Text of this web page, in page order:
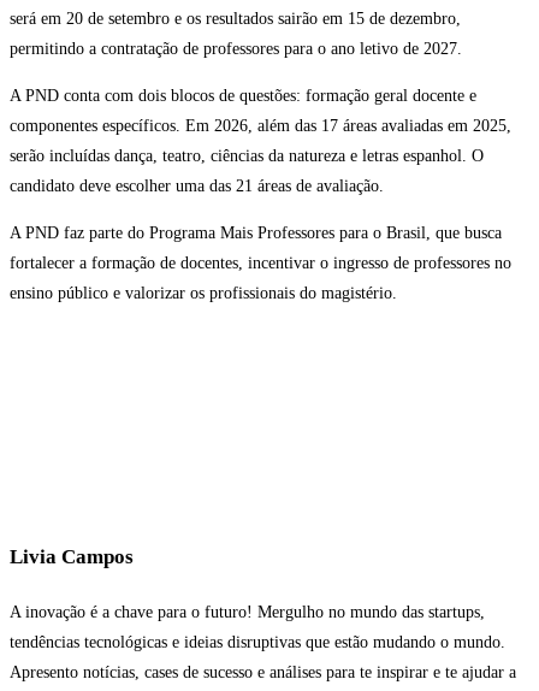
será em 20 de setembro e os resultados sairão em 15 de dezembro,
permitindo a contratação de professores para o ano letivo de 2027.
A PND conta com dois blocos de questões: formação geral docente e
componentes específicos. Em 2026, além das 17 áreas avaliadas em 2025,
serão incluídas dança, teatro, ciências da natureza e letras espanhol. O
candidato deve escolher uma das 21 áreas de avaliação.
A PND faz parte do Programa Mais Professores para o Brasil, que busca
fortalecer a formação de docentes, incentivar o ingresso de professores no
ensino público e valorizar os profissionais do magistério.
Livia Campos
A inovação é a chave para o futuro! Mergulho no mundo das startups,
tendências tecnológicas e ideias disruptivas que estão mudando o mundo.
Apresento notícias, cases de sucesso e análises para te inspirar e te ajudar a